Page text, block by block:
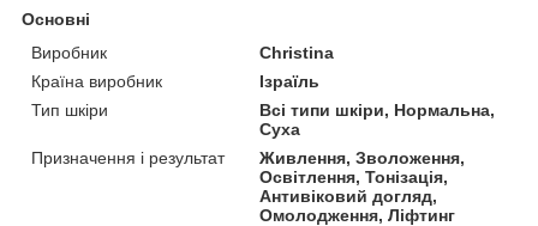
Основні
Виробник
Christina
Країна виробник
Ізраїль
Тип шкіри
Всі типи шкіри, Нормальна,
Суха
Призначення і результат
Живлення, Зволоження,
Освітлення, Тонізація,
Антивіковий догляд,
Омолодження, Ліфтинг